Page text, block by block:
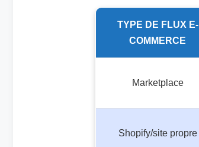
TYPE DE FLUX E-
COMMERCE
Marketplace
Shopify/site propre